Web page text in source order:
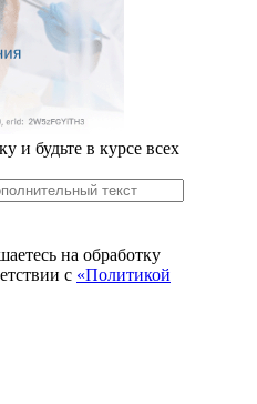
и будьте в курсе всех
на обработку
с «Политикой